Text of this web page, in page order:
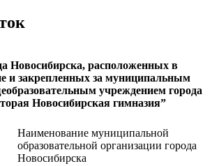
Новосибирска, расположенных в
и закрепленных за муниципальным
учреждением города
Новосибирская гимназия”
Наименование муниципальной
образовательной организации города
Новосибирска